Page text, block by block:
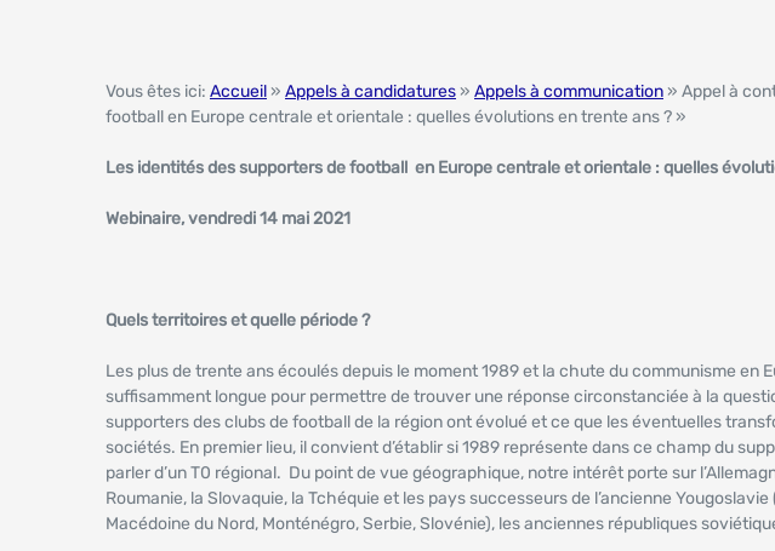
Vous êtes ici: Accueil» Appels à candidatures» Appels à communication» Appel à
football en Europe centrale et orientale : quelles évolutions en trente ans ? »
Les identités des supporters de football en Europe centrale et orientale : quelles
Webinaire, vendredi 14 mai 2021
Quels territoires et quelle période ?
Les plus de trente ans écoulés depuis le moment 1989 et la chute du communisme en
suffisamment longue pour permettre de trouver une réponse circonstanciée à la
supporters des clubs de football de la région ont évolué et ce que les éventuelles
sociétés. En premier lieu, il convient d’établir si 1989 représente dans ce champ du
parler d’un T0 régional. Du point de vue géographique, notre intérêt porte sur
Roumanie, la Slovaquie, la Tchéquie et les pays successeurs de l’ancienne
Macédoine du Nord, Monténégro, Serbie, Slovénie), les anciennes républiques